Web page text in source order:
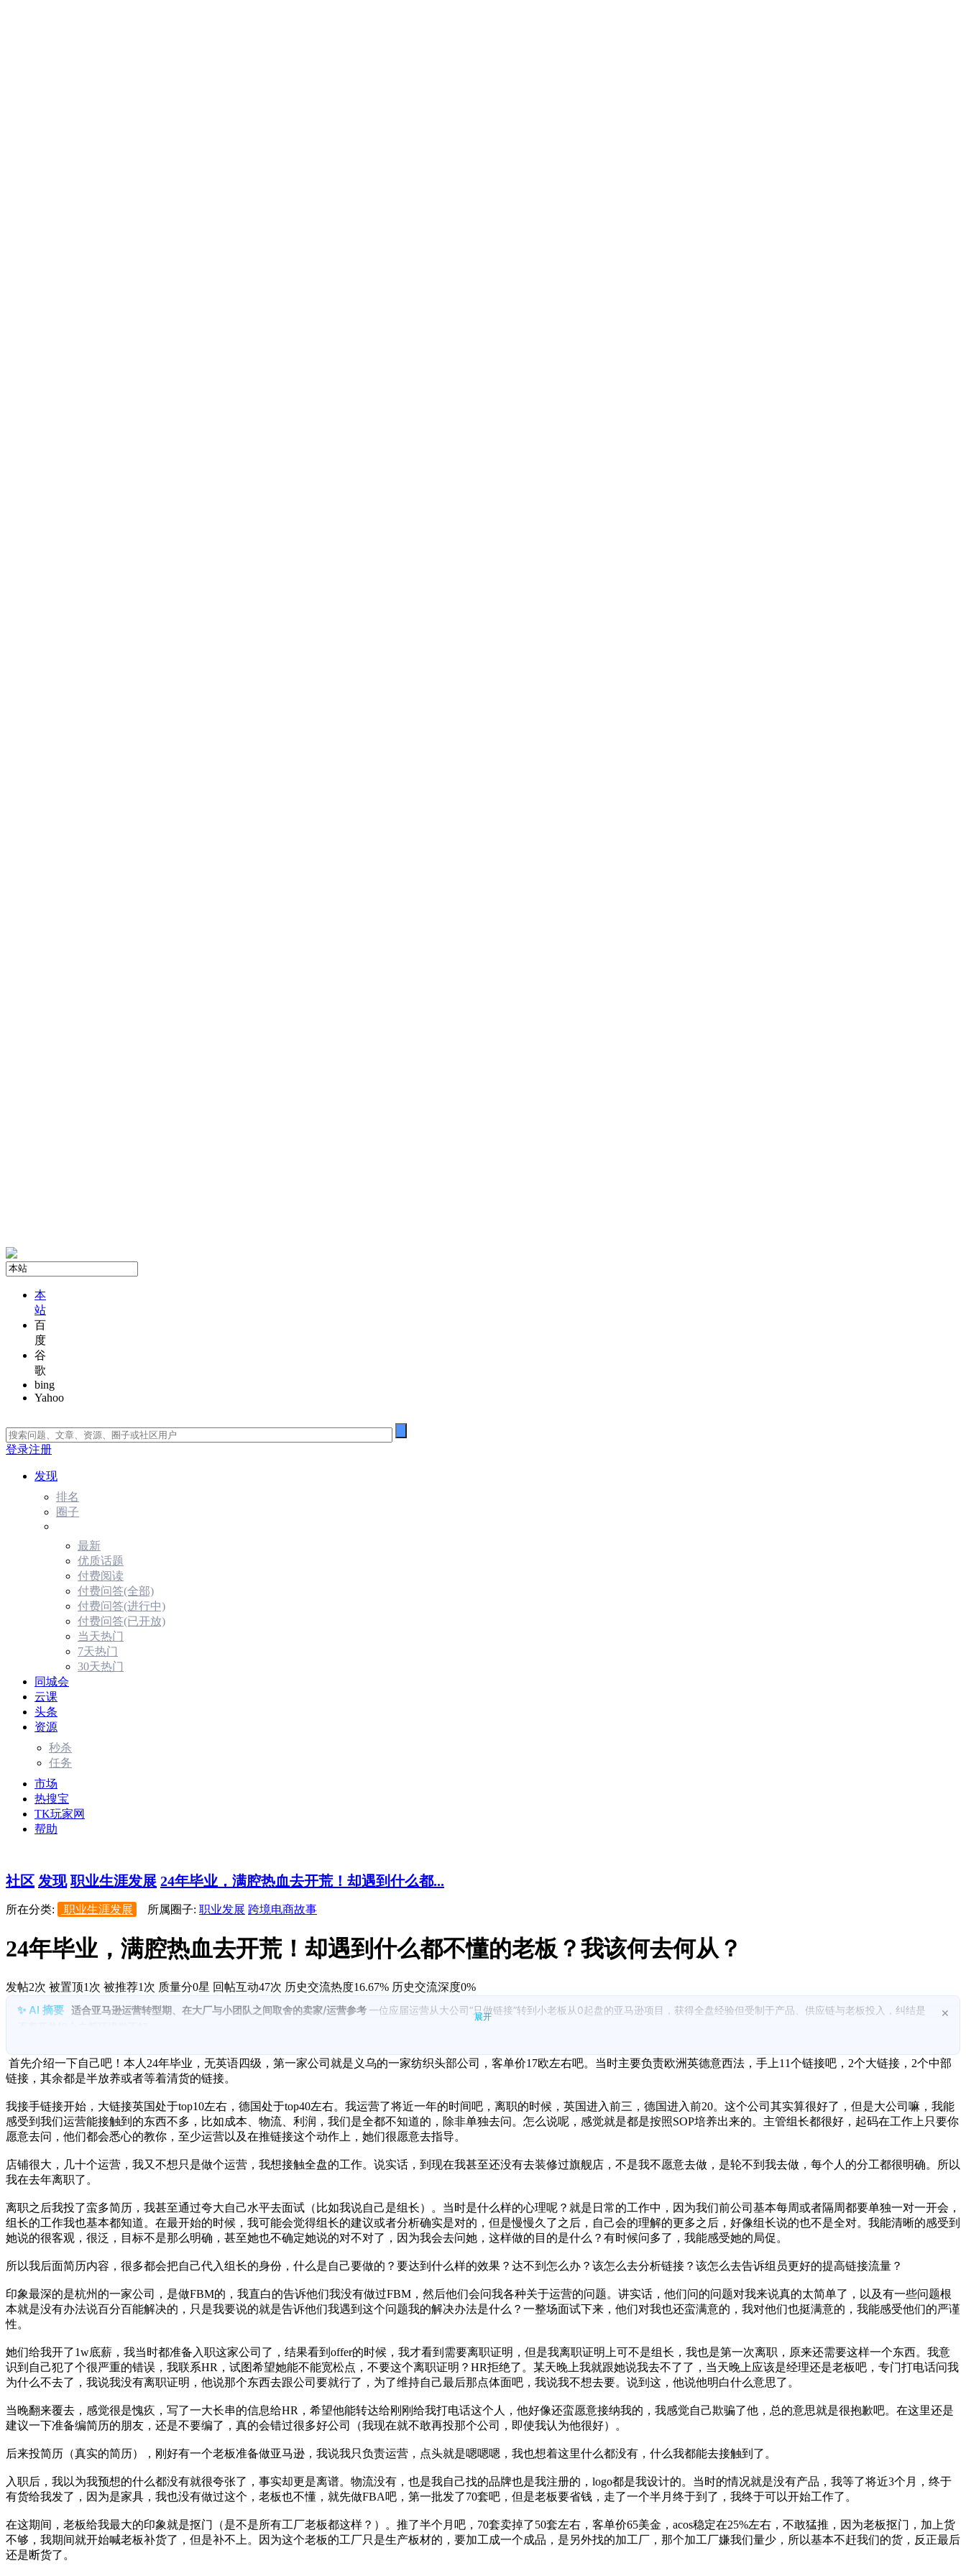
本
站
百
度
谷
歌
bing
Yahoo
登录注册
发现
排名
圈子
最新
优质话题
付费阅读
付费问答(全部)
付费问答(进行中)
付费问答(已开放)
当天热门
7天热门
30天热门
同城会
云课
头条
资源
秒杀
任务
市场
热搜宝
TK玩家网
帮助
社区 发现 职业生涯发展 24年毕业，满腔热血去开荒！却遇到什么都...
所在分类: 职业生涯发展 所属圈子: 职业发展 跨境电商故事
24年毕业，满腔热血去开荒！却遇到什么都不懂的老板？我该何去何从？
发帖2次 被置顶1次 被推荐1次 质量分0星 回帖互动47次 历史交流热度16.67% 历史交流深度0%
×
适合亚马逊运营转型期、在大厂与小团队之间取舍的卖家/运营参考 一位应届运营从大公司“只做链接”转到小老板从0起盘的亚马逊项目，获得全盘经验但受制于产品、供应链与老板投入，纠结是
润、店铺装修等全盘环节，离职动机是想补齐经营闭环能力。
2.
简历夸大带来的真实代价与职业信用风险：
3.
从0起盘的现实是资源缺口而非运营动作缺口： 入职后发现几乎全部从零搭建，包含品牌注册、Logo设计、物流渠道、FBA发货等；前期3个月无货、首批70套海运1个半月到货，导致启动慢、节奏不可
控，暴露出“运营能做的事”与“组织资源能支持的事”强绑定。
4.
当前项目的关键瓶颈在产品质量与供应链效率： 家具类产品一客单65美金，前期半个月卖出约50/70套，ACOS约25%，后因老板省钱与补货体系不稳断货一个月，恢复后另一个新品客单90美金，累计
5.
岗位边界与激励错配导致“能做更多但不值得做更多”： 优势是全盘负责、空间大、工作氛围轻松；劣势是薪资不匹配、老板抠预算且不愿招开发却想让运营兼开发、产品方向以抄淘宝同款为主且缺乏真正
开发能力与资源（测评/红人/内容资产），形成“责任扩大但资源与收益不增”的结构性矛盾。
6.
离开焦虑本质是对自身可迁移能力缺少量化证明： 你担心去其他地方做不好，但现有经历已证明你在推品、控ACOS、断货恢复、从0搭建基础链路上具备可迁移能力；真正不确定的是你能否在新公司拿
到更好的产品与供应链条件，以及你的岗位职责与KPI是否清晰可控。
展开
首先介绍一下自己吧！本人24年毕业，无英语四级，第一家公司就是义乌的一家纺织头部公司，客单价17欧左右吧。当时主要负责欧洲英德意西法，手上11个链接吧，2个大链接，2个中部
链接，其余都是半放养或者等着清货的链接。
我接手链接开始，大链接英国处于top10左右，德国处于top40左右。我运营了将近一年的时间吧，离职的时候，英国进入前三，德国进入前20。这个公司其实算很好了，但是大公司嘛，我能
感受到我们运营能接触到的东西不多，比如成本、物流、利润，我们是全都不知道的，除非单独去问。怎么说呢，感觉就是都是按照SOP培养出来的。主管组长都很好，起码在工作上只要你
愿意去问，他们都会悉心的教你，至少运营以及在推链接这个动作上，她们很愿意去指导。
店铺很大，几十个运营，我又不想只是做个运营，我想接触全盘的工作。说实话，到现在我甚至还没有去装修过旗舰店，不是我不愿意去做，是轮不到我去做，每个人的分工都很明确。所以
我在去年离职了。
离职之后我投了蛮多简历，我甚至通过夸大自己水平去面试（比如我说自己是组长）。当时是什么样的心理呢？就是日常的工作中，因为我们前公司基本每周或者隔周都要单独一对一开会，
组长的工作我也基本都知道。在最开始的时候，我可能会觉得组长的建议或者分析确实是对的，但是慢慢久了之后，自己会的理解的更多之后，好像组长说的也不是全对。我能清晰的感受到
她说的很客观，很泛，目标不是那么明确，甚至她也不确定她说的对不对了，因为我会去问她，这样做的目的是什么？有时候问多了，我能感受她的局促。
所以我后面简历内容，很多都会把自己代入组长的身份，什么是自己要做的？要达到什么样的效果？达不到怎么办？该怎么去分析链接？该怎么去告诉组员更好的提高链接流量？
印象最深的是杭州的一家公司，是做FBM的，我直白的告诉他们我没有做过FBM，然后他们会问我各种关于运营的问题。讲实话，他们问的问题对我来说真的太简单了，以及有一些问题根
本就是没有办法说百分百能解决的，只是我要说的就是告诉他们我遇到这个问题我的解决办法是什么？一整场面试下来，他们对我也还蛮满意的，我对他们也挺满意的，我能感受他们的严谨
性。
她们给我开了1w底薪，我当时都准备入职这家公司了，结果看到offer的时候，我才看到需要离职证明，但是我离职证明上可不是组长，我也是第一次离职，原来还需要这样一个东西。我意
识到自己犯了个很严重的错误，我联系HR，试图希望她能不能宽松点，不要这个离职证明？HR拒绝了。某天晚上我就跟她说我去不了了，当天晚上应该是经理还是老板吧，专门打电话问我
为什么不去了，我说我没有离职证明，他说那个东西去跟公司要就行了，为了维持自己最后那点体面吧，我说我不想去要。说到这，他说他明白什么意思了。
当晚翻来覆去，感觉很是愧疚，写了一大长串的信息给HR，希望他能转达给刚刚给我打电话这个人，他好像还蛮愿意接纳我的，我感觉自己欺骗了他，总的意思就是很抱歉吧。在这里还是
建议一下准备编简历的朋友，还是不要编了，真的会错过很多好公司（我现在就不敢再投那个公司，即使我认为他很好）。
后来投简历（真实的简历），刚好有一个老板准备做亚马逊，我说我只负责运营，点头就是嗯嗯嗯，我也想着这里什么都没有，什么我都能去接触到了。
入职后，我以为我预想的什么都没有就很夸张了，事实却更是离谱。物流没有，也是我自己找的品牌也是我注册的，logo都是我设计的。当时的情况就是没有产品，我等了将近3个月，终于
有货给我发了，因为是家具，我也没有做过这个，老板也不懂，就先做FBA吧，第一批发了70套吧，但是老板要省钱，走了一个半月终于到了，我终于可以开始工作了。
在这期间，老板给我最大的印象就是抠门（是不是所有工厂老板都这样？）。推了半个月吧，70套卖掉了50套左右，客单价65美金，acos稳定在25%左右，不敢猛推，因为老板抠门，加上货
不够，我期间就开始喊老板补货了，但是补不上。因为这个老板的工厂只是生产板材的，要加工成一个成品，是另外找的加工厂，那个加工厂嫌我们量少，所以基本不赶我们的货，反正最后
还是断货了。